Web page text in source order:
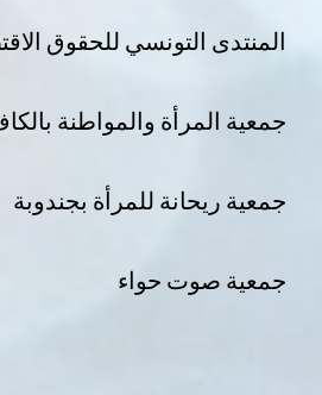
المنتدى التونسي للحقوق
جمعية المرأة والمواطنة
جمعية ريحانة للمرأة بجندوبة
جمعية صوت حواء